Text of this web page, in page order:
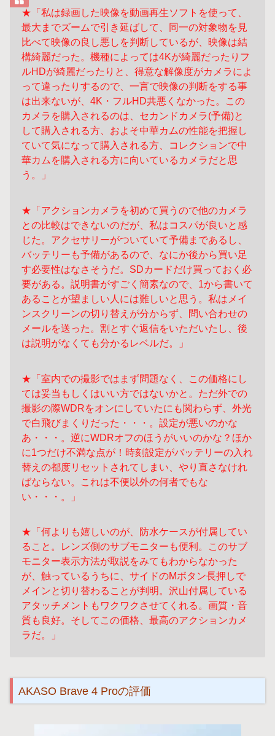
★「私は録画した映像を動画再生ソフトを使って、
最大までズームで引き延ばして、同一の対象物を見
比べて映像の良し悪しを判断しているが、映像は結
構綺麗だった。機種によっては4Kが綺麗だったりフ
ルHDが綺麗だったりと、得意な解像度がカメラによ
って違ったりするので、一言で映像の判断をする事
は出来ないが、4K・フルHD共悪くなかった。この
カメラを購入されるのは、セカンドカメラ(予備)と
して購入される方、およそ中華カムの性能を把握し
ていて気になって購入される方、コレクションで中
華カムを購入される方に向いているカメラだと思
う。」
★「アクションカメラを初めて買うので他のカメラ
との比較はできないのだが、私はコスパが良いと感
じた。アクセサリーがついていて予備まであるし、
バッテリーも予備があるので、なにか後から買い足
す必要性はなさそうだ。SDカードだけ買っておく必
要がある。説明書がすごく簡素なので、1から書いて
あることが望ましい人には難しいと思う。私はメイ
ンスクリーンの切り替えが分からず、問い合わせの
メールを送った。割とすぐ返信をいただいたし、後
は説明がなくても分かるレベルだ。」
★「室内での撮影ではまず問題なく、この価格にし
ては妥当もしくはいい方ではないかと。ただ外での
撮影の際WDRをオンにしていたにも関わらず、外光
で白飛びまくりだった・・・。設定が悪いのかな
あ・・・。逆にWDRオフのほうがいいのかな？ほか
に1つだけ不満な点が！時刻設定がバッテリーの入れ
替えの都度リセットされてしまい、やり直さなけれ
ばならない。これは不便以外の何者でもな
い・・・。」
★「何よりも嬉しいのが、防水ケースが付属してい
ること。レンズ側のサブモニターも便利。このサブ
モニター表示方法が取説をみてもわからなかった
が、触っているうちに、サイドのMボタン長押しで
メインと切り替わることが判明。沢山付属している
アタッチメントもワクワクさせてくれる。画質・音
質も良好。そしてこの価格、最高のアクションカメ
ラだ。」
AKASO Brave 4 Proの評価